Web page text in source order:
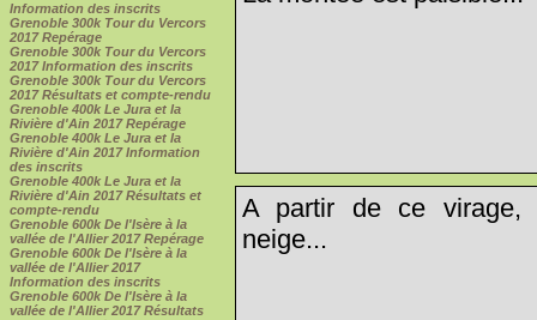
Information des inscrits
Grenoble 300k Tour du Vercors
2017 Repérage
Grenoble 300k Tour du Vercors
2017 Information des inscrits
Grenoble 300k Tour du Vercors
2017 Résultats et compte-rendu
Grenoble 400k Le Jura et la
Rivière d'Ain 2017 Repérage
Grenoble 400k Le Jura et la
Rivière d'Ain 2017 Information
des inscrits
Grenoble 400k Le Jura et la
Rivière d'Ain 2017 Résultats et
compte-rendu
Grenoble 600k De l'Isère à la
vallée de l'Allier 2017 Repérage
Grenoble 600k De l'Isère à la
vallée de l'Allier 2017
Information des inscrits
Grenoble 600k De l'Isère à la
vallée de l'Allier 2017 Résultats
A partir de ce virage,
neige...